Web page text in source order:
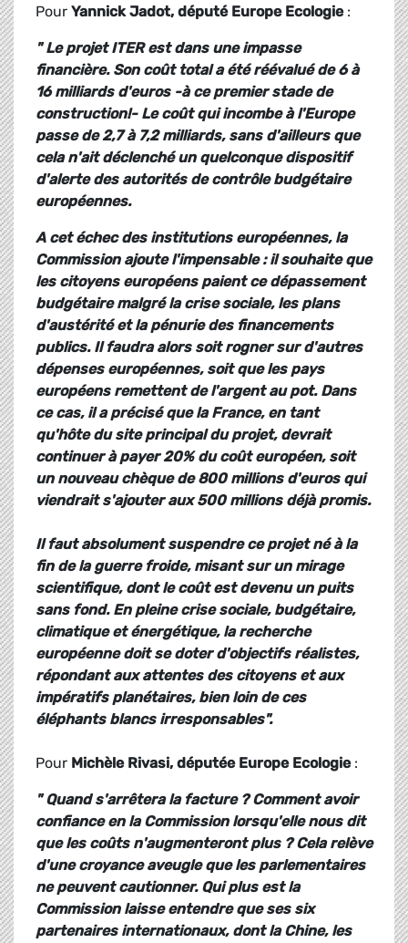
Pour Yannick Jadot, député Europe Ecologie:
" Le projet ITER est dans une impasse
financière. Son coût total a été réévalué de 6 à
16 milliards d'euros -à ce premier stade de
construction!- Le coût qui incombe à l'Europe
passe de 2,7 à 7,2 milliards, sans d'ailleurs que
cela n'ait déclenché un quelconque dispositif
d'alerte des autorités de contrôle budgétaire
européennes.
A cet échec des institutions européennes, la
Commission ajoute l'impensable : il souhaite que
les citoyens européens paient ce dépassement
budgétaire malgré la crise sociale, les plans
d'austérité et la pénurie des financements
publics. Il faudra alors soit rogner sur d'autres
dépenses européennes, soit que les pays
européens remettent de l'argent au pot. Dans
ce cas, il a précisé que la France, en tant
qu'hôte du site principal du projet, devrait
continuer à payer 20% du coût européen, soit
un nouveau chèque de 800 millions d'euros qui
viendrait s'ajouter aux 500 millions déjà promis.
Il faut absolument suspendre ce projet né à la
fin de la guerre froide, misant sur un mirage
scientifique, dont le coût est devenu un puits
sans fond. En pleine crise sociale, budgétaire,
climatique et énergétique, la recherche
européenne doit se doter d'objectifs réalistes,
répondant aux attentes des citoyens et aux
impératifs planétaires, bien loin de ces
éléphants blancs irresponsables".
Pour Michèle Rivasi, députée Europe Ecologie:
" Quand s'arrêtera la facture ? Comment avoir
confiance en la Commission lorsqu'elle nous dit
que les coûts n'augmenteront plus ? Cela relève
d'une croyance aveugle que les parlementaires
ne peuvent cautionner. Qui plus est la
Commission laisse entendre que ses six
partenaires internationaux, dont la Chine, les